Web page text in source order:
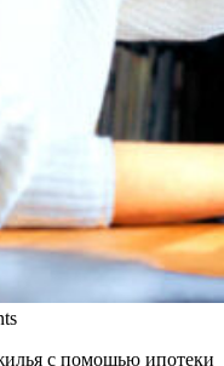
с помощью ипотеки